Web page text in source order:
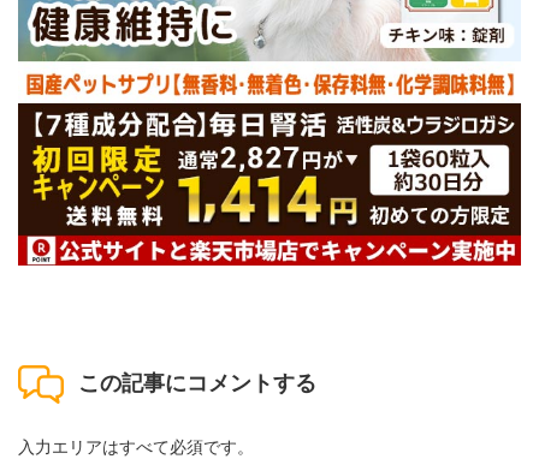
この記事にコメントする
入力エリアはすべて必須です。